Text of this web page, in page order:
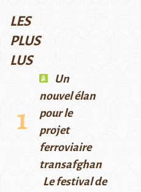
LES
PLUS
LUS
Un
nouvel élan
pour le
projet
ferroviaire
transafghan
Le festival de